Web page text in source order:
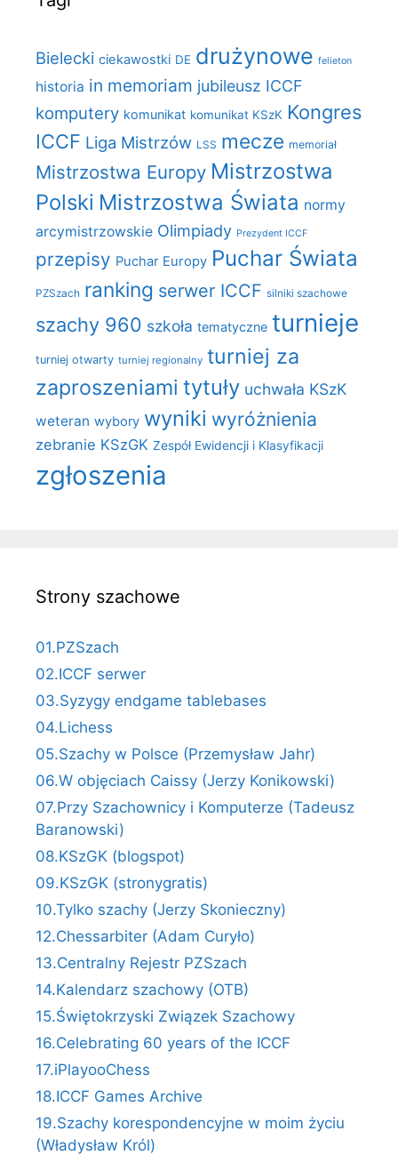
Bielecki ciekawostki DE drużynowe felieton
historia in memoriam jubileusz ICCF
komputery komunikat komunikat KSzK Kongres
ICCF Liga Mistrzów LSS mecze memoriał
Mistrzostwa Europy Mistrzostwa
Polski Mistrzostwa Świata normy
arcymistrzowskie Olimpiady Prezydent ICCF
przepisy Puchar Europy Puchar Świata
PZSzach ranking serwer ICCF silniki szachowe
szachy 960 szkoła tematyczne turnieje
turniej otwarty turniej regionalny turniej za
zaproszeniami tytuły uchwała KSzK
weteran wybory wyniki wyróżnienia
zebranie KSzGK Zespół Ewidencji i Klasyfikacji
zgłoszenia
Strony szachowe
01.PZSzach
02.ICCF serwer
03.Syzygy endgame tablebases
04.Lichess
05.Szachy w Polsce (Przemysław Jahr)
06.W objęciach Caissy (Jerzy Konikowski)
07.Przy Szachownicy i Komputerze (Tadeusz
Baranowski)
08.KSzGK (blogspot)
09.KSzGK (stronygratis)
10.Tylko szachy (Jerzy Skonieczny)
12.Chessarbiter (Adam Curyło)
13.Centralny Rejestr PZSzach
14.Kalendarz szachowy (OTB)
15.Świętokrzyski Związek Szachowy
16.Celebrating 60 years of the ICCF
17.iPlayooChess
18.ICCF Games Archive
19.Szachy korespondencyjne w moim życiu
(Władysław Król)